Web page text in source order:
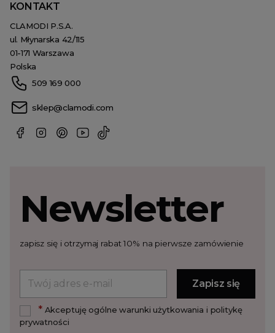
KONTAKT
CLAMODI P.S.A.
ul. Młynarska 42/115
01-171 Warszawa
Polska
509 169 000
sklep@clamodi.com
Newsletter
zapisz się i otrzymaj rabat 10% na pierwsze zamówienie
*Akceptuję ogólne warunki użytkowania i politykę
prywatności